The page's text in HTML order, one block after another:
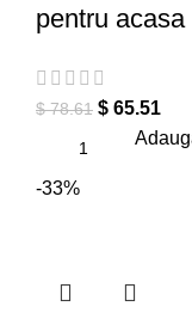
pentru acasa
$78.61 $ 65.51
-33%